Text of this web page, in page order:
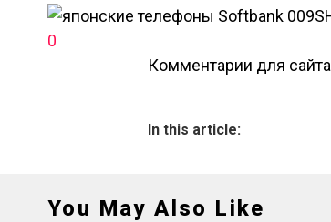
0
Комментарии для сайта
In this article:
You May Also Like